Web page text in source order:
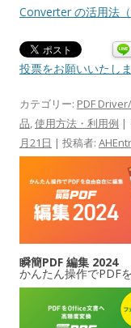
Converter の活用法
投票をお願いいたし
カテゴリー: PDF
品,使用方法・利用例 |
月21日 | 投稿者:
瞬簡PDF 編集 2024
かんたん操作でPDF